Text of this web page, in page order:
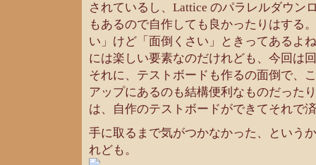
されているし、Lattice のパラレルダウン
もあるので自作しても良かったりはする
い」けど「面倒くさい」ときってあるよ
には楽しい要素なのだけれども、今回は
それに、テストボードも作るの面倒で、
アップにあるのも結構便利なものだった
は、自作のテストボードができてそれで
手に取るまで気がつかなかった、という
れども。